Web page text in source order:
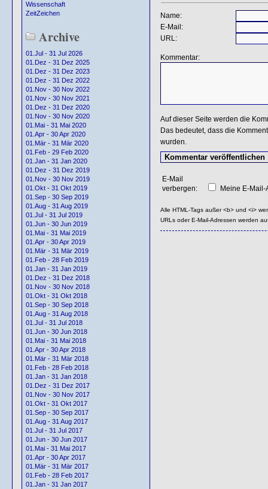
Wissenschaft
ZeitZeichen
Archive
01.Jul - 31 Jul 2026
01.Dez - 31 Dez 2025
01.Dez - 31 Dez 2023
01.Dez - 31 Dez 2022
01.Nov - 30 Nov 2022
01.Nov - 30 Nov 2021
01.Dez - 31 Dez 2020
01.Nov - 30 Nov 2020
01.Mai - 31 Mai 2020
01.Apr - 30 Apr 2020
01.Mär - 31 Mär 2020
01.Feb - 29 Feb 2020
01.Jan - 31 Jan 2020
01.Dez - 31 Dez 2019
01.Nov - 30 Nov 2019
01.Okt - 31 Okt 2019
01.Sep - 30 Sep 2019
01.Aug - 31 Aug 2019
01.Jul - 31 Jul 2019
01.Jun - 30 Jun 2019
01.Mai - 31 Mai 2019
01.Apr - 30 Apr 2019
01.Mär - 31 Mär 2019
01.Feb - 28 Feb 2019
01.Jan - 31 Jan 2019
01.Dez - 31 Dez 2018
01.Nov - 30 Nov 2018
01.Okt - 31 Okt 2018
01.Sep - 30 Sep 2018
01.Aug - 31 Aug 2018
01.Jul - 31 Jul 2018
01.Jun - 30 Jun 2018
01.Mai - 31 Mai 2018
01.Apr - 30 Apr 2018
01.Mär - 31 Mär 2018
01.Feb - 28 Feb 2018
01.Jan - 31 Jan 2018
01.Dez - 31 Dez 2017
01.Nov - 30 Nov 2017
01.Okt - 31 Okt 2017
01.Sep - 30 Sep 2017
01.Aug - 31 Aug 2017
01.Jul - 31 Jul 2017
01.Jun - 30 Jun 2017
01.Mai - 31 Mai 2017
01.Apr - 30 Apr 2017
01.Mär - 31 Mär 2017
01.Feb - 28 Feb 2017
01.Jan - 31 Jan 2017
Name:
E-Mail:
URL:
Kommentar:
Auf dieser Seite werden die
Das bedeutet, dass die
wurden.
E-Mail
verbergen:
Meine E-
Alle HTML-Tags außer <b> und <i>
URLs oder E-Mail-Adressen werden